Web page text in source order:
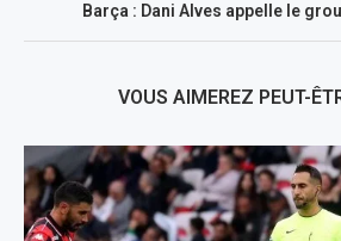
Barça : Dani Alves appelle le
VOUS AIMEREZ PEUT-